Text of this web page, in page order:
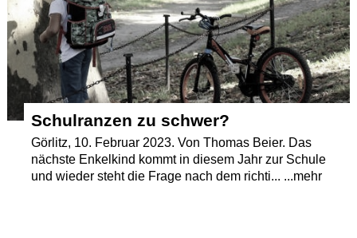
Schulranzen zu schwer?
Görlitz, 10. Februar 2023. Von Thomas Beier. Das
nächste Enkelkind kommt in diesem Jahr zur Schule
und wieder steht die Frage nach dem richti... ...mehr